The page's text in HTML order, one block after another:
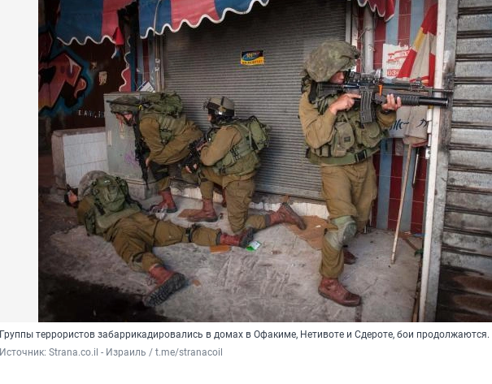
Группы террористов забаррикадировались в домах в Офакиме, Нетивоте и Сдероте, бои продолжаются.
Источник: Strana.co.il - Израиль / t.me/stranacoil